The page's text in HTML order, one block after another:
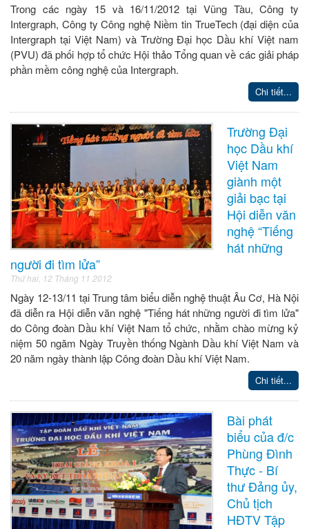
Trong các ngày 15 và 16/11/2012 tại Vũng Tàu, Công ty
Intergraph, Công ty Công nghệ Niềm tin TrueTech (đại diện của
Intergraph tại Việt Nam) và Trường Đại học Dầu khí Việt nam
(PVU) đã phối hợp tổ chức Hội thảo Tổng quan về các giải pháp
phần mềm công nghệ của Intergraph.
Chi tiết...
Trường Đại
học Dầu khí
Việt Nam
giành một
giải bạc tại
Hội diễn văn
nghệ “Tiếng
hát những
người đi tìm lửa”
Thứ hai, 12 Tháng 11 2012
Ngày 12-13/11 tại Trung tâm biểu diễn nghệ thuật Âu Cơ, Hà Nội
đã diễn ra Hội diễn văn nghệ "Tiếng hát những người đi tìm lửa"
do Công đoàn Dầu khí Việt Nam tổ chức, nhằm chào mừng kỷ
niệm 50 ngăm Ngày Truyền thống Ngành Dầu khí Việt Nam và
20 năm ngày thành lập Công đoàn Dầu khí Việt Nam.
Chi tiết...
Bài phát
biểu của đ/c
Phùng Đình
Thực - Bí
thư Đảng ủy,
Chủ tịch
HĐTV Tập